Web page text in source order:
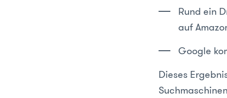
Rund ein
auf
Google
Dieses